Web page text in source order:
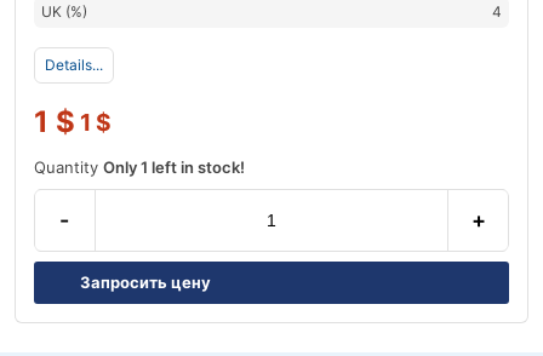
UK (%)
4
Details...
1 $ 1 $
Quantity Only 1 left in stock!
- +
Запросить цену